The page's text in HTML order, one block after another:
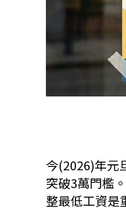
今(2026)年元
突破3萬門檻
整最低工資是